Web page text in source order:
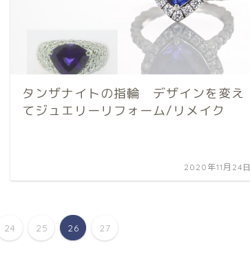
タンザナイトの指輪 デザインを変え
てジュエリーリフォーム/リメイク
2020年11月24日
24 25 26 27